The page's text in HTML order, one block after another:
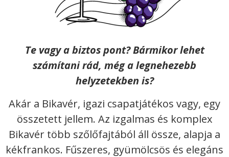
Te vagy a biztos pont? Bármikor lehet
számítani rád, még a legnehezebb
helyzetekben is?
Akár a Bikavér, igazi csapatjátékos vagy, egy
összetett jellem. Az izgalmas és komplex
Bikavér több szőlőfajtából áll össze, alapja a
kékfrankos. Fűszeres, gyümölcsös és elegáns